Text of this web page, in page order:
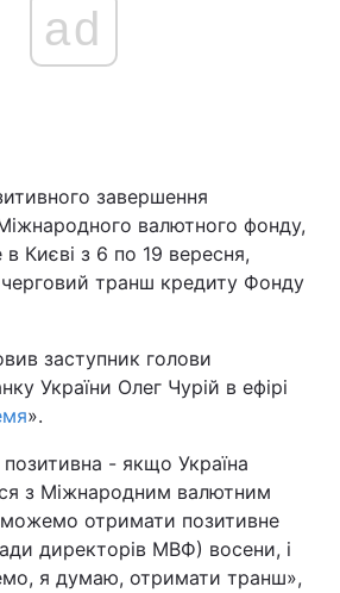
Війна
Світ
Лайт
Інциденти
Туризм
ad
завершення
Міжнародного валютного фонду,
Києві з 6 по 19 вересня,
транш кредиту Фонду
заступник голови
України Олег Чурій в ефірі
».
- якщо Україна
з Міжнародним валютним
отримати позитивне
директорів МВФ) восени, і
я думаю, отримати транш»,